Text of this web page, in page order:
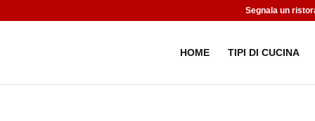
Segnala un
HOME TIPI DI CUCINA